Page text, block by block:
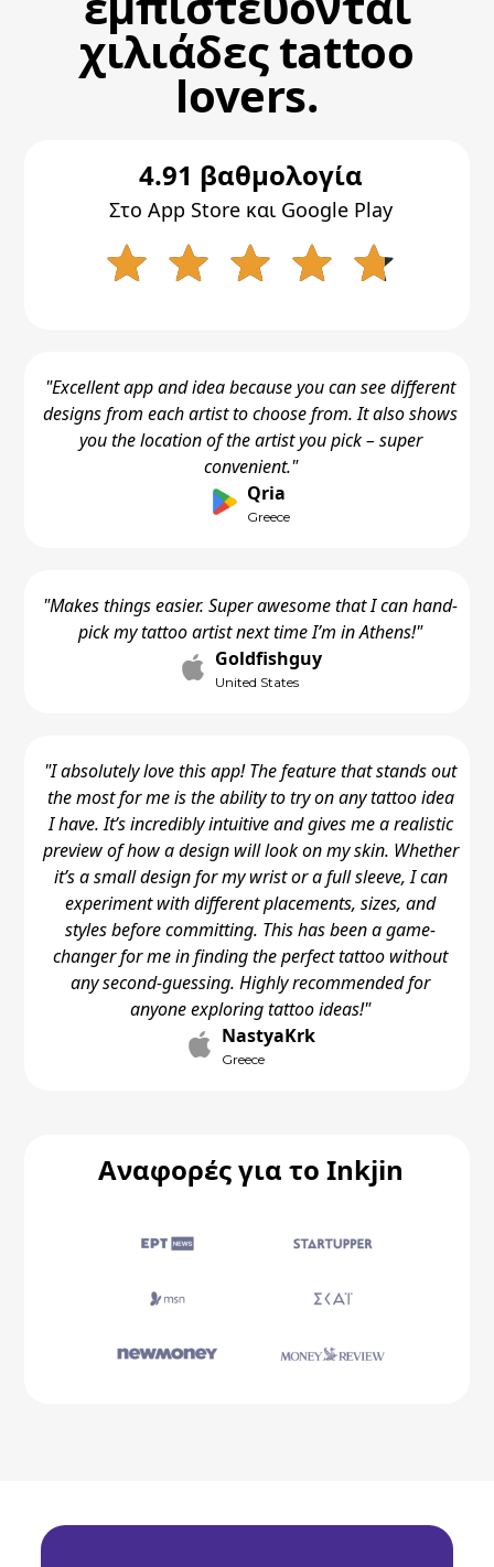
χιλιάδες tattoo
lovers.
4.91 βαθμολογία
Στο App Store και Google Play
"Excellent app and idea because you can see different
designs from each artist to choose from. It also shows
you the location of the artist you pick – super
convenient."
Qria
Greece
"Makes things easier. Super awesome that I can hand-
pick my tattoo artist next time I’m in Athens!"
Goldfishguy
United States
"I absolutely love this app! The feature that stands out
the most for me is the ability to try on any tattoo idea
I have. It’s incredibly intuitive and gives me a realistic
preview of how a design will look on my skin. Whether
it’s a small design for my wrist or a full sleeve, I can
experiment with different placements, sizes, and
styles before committing. This has been a game-
changer for me in finding the perfect tattoo without
any second-guessing. Highly recommended for
anyone exploring tattoo ideas!"
NastyaKrk
Greece
Αναφορές για το Inkjin